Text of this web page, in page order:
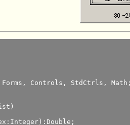
Controls, StdCtrls, Math;